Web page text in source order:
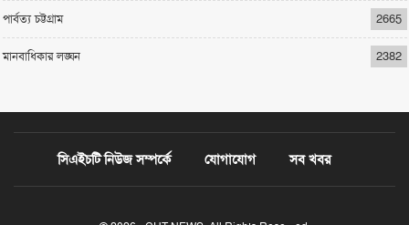
পার্বত্য চট্টগ্রাম 2665
মানবাধিকার লঙ্ঘন 2382
সিএইচটি নিউজ সম্পর্কে যোগাযোগ সব খবর